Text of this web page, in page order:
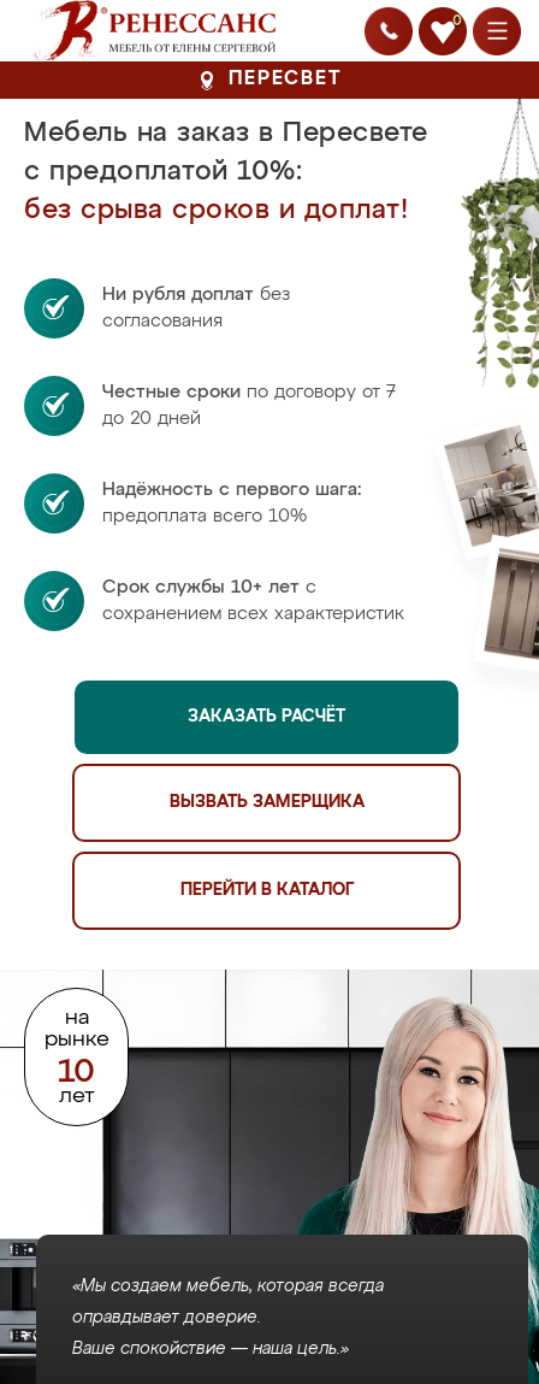
0
ПЕРЕСВЕТ
на
рынке
10
лет
Мебель на заказ в Пересвете
с предоплатой 10%:
без срыва сроков и доплат!
Ни рубля доплат без
согласования
Честные сроки по договору от 7
до 20 дней
Надёжность с первого шага:
предоплата всего 10%
Срок службы 10+ лет с
сохранением всех характеристик
ЗАКАЗАТЬ РАСЧЁТ
ВЫЗВАТЬ ЗАМЕРЩИКА
ПЕРЕЙТИ В КАТАЛОГ
«Мы создаем мебель, которая всегда
оправдывает доверие.
Ваше спокойствие — наша цель.»